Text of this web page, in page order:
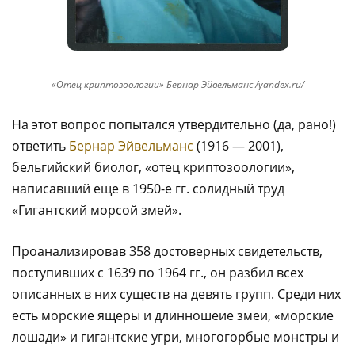
«Отец криптозоологии» Бернар Эйвельманс /yandex.ru/
На этот вопрос попытался утвердительно (да, рано!)
ответить Бернар Эйвельманс (1916 — 2001),
бельгийский биолог, «отец криптозоологии»,
написавший еще в 1950-е гг. солидный труд
«Гигантский морсой змей».
Проанализировав 358 достоверных свидетельств,
поступивших с 1639 по 1964 гг., он разбил всех
описанных в них существ на девять групп. Среди них
есть морские ящеры и длинношеие змеи, «морские
лошади» и гигантские угри, многогорбые монстры и